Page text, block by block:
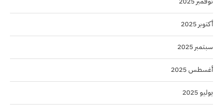
أكتوبر 2025
سبتمبر 2025
أغسطس 2025
يوليو 2025